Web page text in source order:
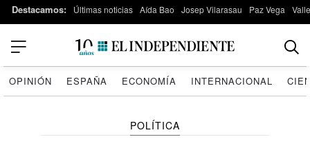
Destacamos: Últimas noticias Aída Bao Josep Vilarasau Paz Vega
OPINIÓN ESPAÑA ECONOMÍA INTERNACIONAL
POLÍTICA